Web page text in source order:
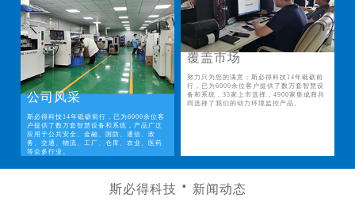
公司风采
斯必得科技14年砥砺前行，已为6000余位客
户提供了数万套智慧设备和系统，产品广泛
应用于公共安全、金融、国防、通信、政
务、交通、物流、工厂、仓库、农业、医药
等众多行业。
覆盖市场
努力只为您的满意；斯必得科技14年砥砺前
行，已为6000余位客户提供了数万套智慧设
备和系统，35家上市选择，4900家集成商共
同选择了我们的动力环境监控产品。
斯必得科技 新闻动态